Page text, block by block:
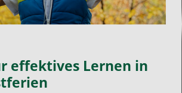
effektives Lernen in